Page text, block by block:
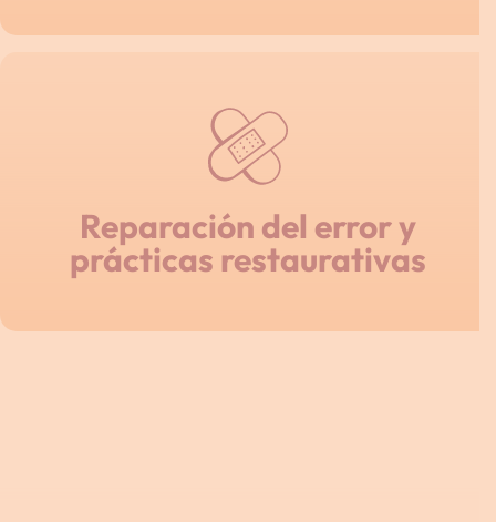
Reparación del error y
prácticas restaurativas